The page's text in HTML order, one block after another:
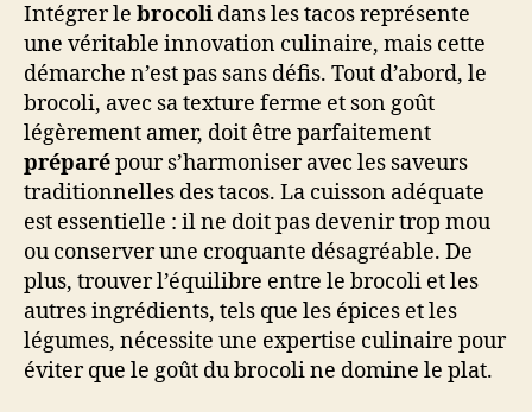
Intégrer le brocoli dans les tacos représente
une véritable innovation culinaire, mais cette
démarche n’est pas sans défis. Tout d’abord, le
brocoli, avec sa texture ferme et son goût
légèrement amer, doit être parfaitement
préparépour s’harmoniser avec les saveurs
traditionnelles des tacos. La cuisson adéquate
est essentielle : il ne doit pas devenir trop mou
ou conserver une croquante désagréable. De
plus, trouver l’équilibre entre le brocoli et les
autres ingrédients, tels que les épices et les
légumes, nécessite une expertise culinaire pour
éviter que le goût du brocoli ne domine le plat.